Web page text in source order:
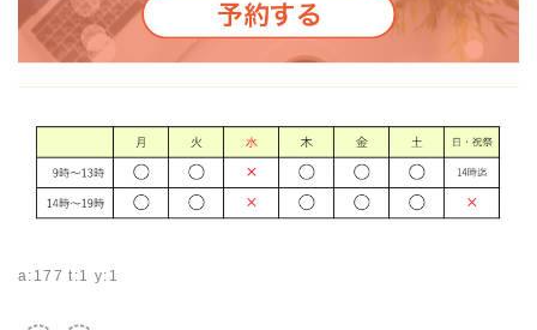
a:177 t:1 y:1